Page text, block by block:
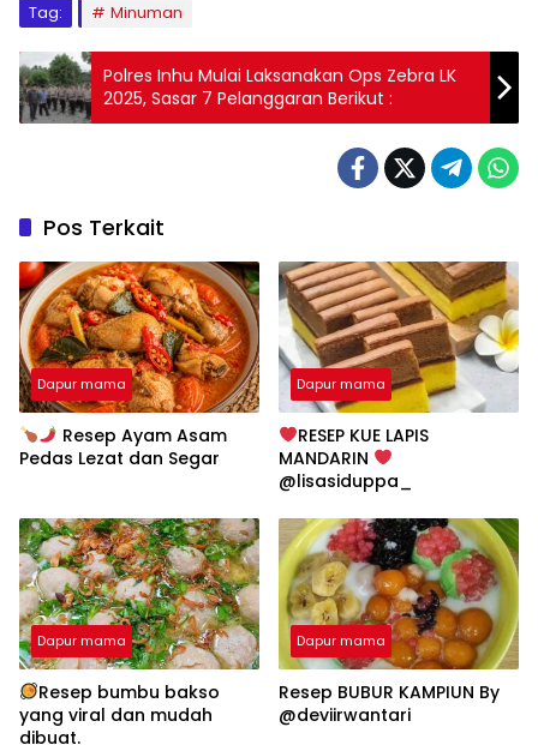
Tag: Minuman
Polres Inhu Mulai Laksanakan Ops Zebra LK
2025, Sasar 7 Pelanggaran Berikut :
Pos Terkait
Dapur mama
Resep Ayam Asam
Pedas Lezat dan Segar
Dapur mama
RESEP KUE LAPIS
MANDARIN
@lisasiduppa_
Dapur mama
Resep bumbu bakso
yang viral dan mudah
dibuat.
Dapur mama
Resep BUBUR KAMPIUN By
@deviirwantari